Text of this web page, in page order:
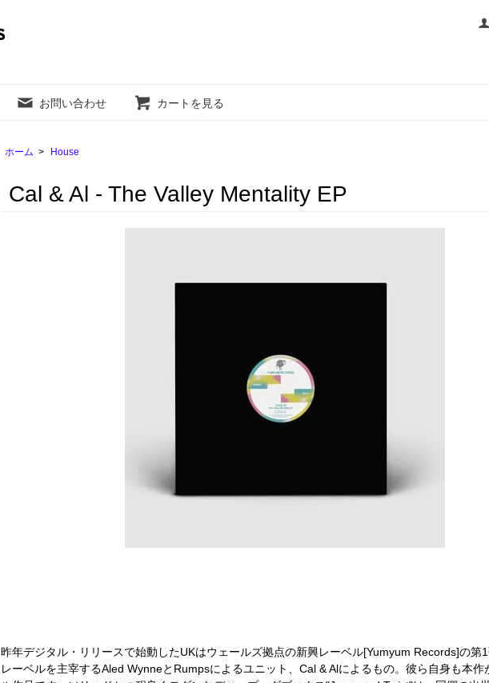
お問い合わせ カートを見る
ホーム > House
Cal & Al - The Valley Mentality EP
昨年デジタル・リリースで始動したUKはウェールズ拠点の新興レーベル[Yumyum Records]の第1
レーベルを主宰するAled WynneとRumpsによるユニット、Cal & Alによるもの。彼ら自身も本作